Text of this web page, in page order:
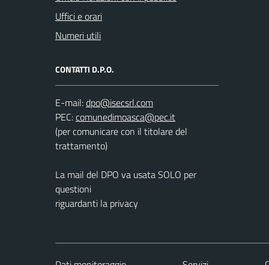
Uffici e orari
Numeri utili
CONTATTI D.P.O.
E-mail:
PEC:
(per comunicare con il titolare del
trattamento)
La mail del DPO va usata SOLO per
questioni
riguardanti la privacy